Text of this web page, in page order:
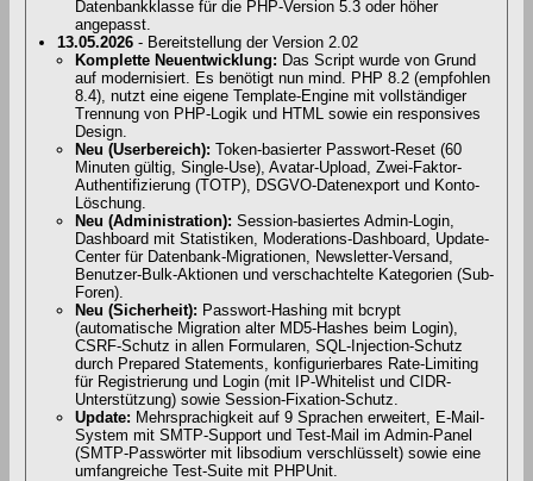
Datenbankklasse für die PHP-Version 5.3 oder höher
angepasst.
13.05.2026 - Bereitstellung der Version 2.02
Komplette Neuentwicklung: Das Script wurde von Grund
auf modernisiert. Es benötigt nun mind. PHP 8.2 (empfohlen
8.4), nutzt eine eigene Template-Engine mit vollständiger
Trennung von PHP-Logik und HTML sowie ein responsives
Design.
Neu (Userbereich): Token-basierter Passwort-Reset (60
Minuten gültig, Single-Use), Avatar-Upload, Zwei-Faktor-
Authentifizierung (TOTP), DSGVO-Datenexport und Konto-
Löschung.
Neu (Administration): Session-basiertes Admin-Login,
Dashboard mit Statistiken, Moderations-Dashboard, Update-
Center für Datenbank-Migrationen, Newsletter-Versand,
Benutzer-Bulk-Aktionen und verschachtelte Kategorien (Sub-
Foren).
Neu (Sicherheit): Passwort-Hashing mit bcrypt
(automatische Migration alter MD5-Hashes beim Login),
CSRF-Schutz in allen Formularen, SQL-Injection-Schutz
durch Prepared Statements, konfigurierbares Rate-Limiting
für Registrierung und Login (mit IP-Whitelist und CIDR-
Unterstützung) sowie Session-Fixation-Schutz.
Update: Mehrsprachigkeit auf 9 Sprachen erweitert, E-Mail-
System mit SMTP-Support und Test-Mail im Admin-Panel
(SMTP-Passwörter mit libsodium verschlüsselt) sowie eine
umfangreiche Test-Suite mit PHPUnit.